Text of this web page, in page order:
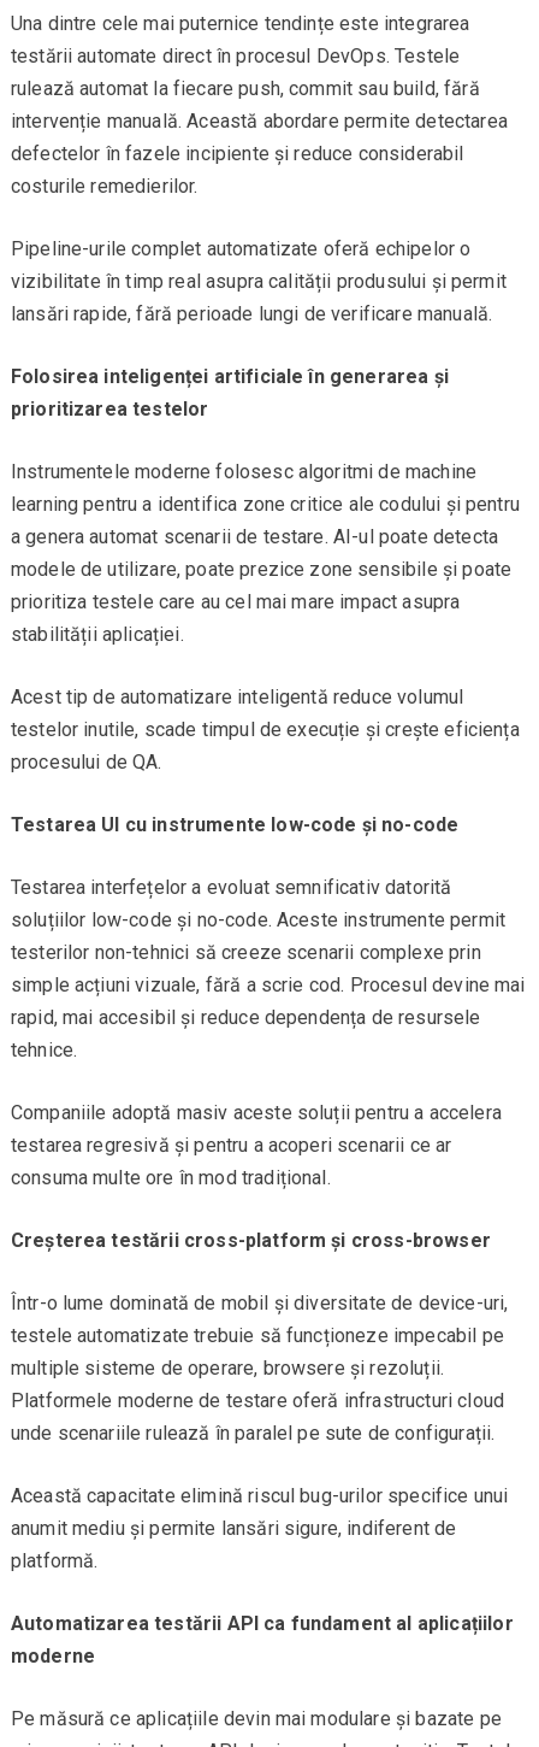
Una dintre cele mai puternice tendințe este integrarea
testării automate direct în procesul DevOps. Testele
rulează automat la fiecare push, commit sau build, fără
intervenție manuală. Această abordare permite detectarea
defectelor în fazele incipiente și reduce considerabil
costurile remedierilor.
Pipeline-urile complet automatizate oferă echipelor o
vizibilitate în timp real asupra calității produsului și permit
lansări rapide, fără perioade lungi de verificare manuală.
Folosirea inteligenței artificiale în generarea și
prioritizarea testelor
Instrumentele moderne folosesc algoritmi de machine
learning pentru a identifica zone critice ale codului și pentru
a genera automat scenarii de testare. AI-ul poate detecta
modele de utilizare, poate prezice zone sensibile și poate
prioritiza testele care au cel mai mare impact asupra
stabilității aplicației.
Acest tip de automatizare inteligentă reduce volumul
testelor inutile, scade timpul de execuție și crește eficiența
procesului de QA.
Testarea UI cu instrumente low-code și no-code
Testarea interfețelor a evoluat semnificativ datorită
soluțiilor low-code și no-code. Aceste instrumente permit
testerilor non-tehnici să creeze scenarii complexe prin
simple acțiuni vizuale, fără a scrie cod. Procesul devine mai
rapid, mai accesibil și reduce dependența de resursele
tehnice.
Companiile adoptă masiv aceste soluții pentru a accelera
testarea regresivă și pentru a acoperi scenarii ce ar
consuma multe ore în mod tradițional.
Creșterea testării cross-platform și cross-browser
Într-o lume dominată de mobil și diversitate de device-uri,
testele automatizate trebuie să funcționeze impecabil pe
multiple sisteme de operare, browsere și rezoluții.
Platformele moderne de testare oferă infrastructuri cloud
unde scenariile rulează în paralel pe sute de configurații.
Această capacitate elimină riscul bug-urilor specifice unui
anumit mediu și permite lansări sigure, indiferent de
platformă.
Automatizarea testării API ca fundament al aplicațiilor
moderne
Pe măsură ce aplicațiile devin mai modulare și bazate pe